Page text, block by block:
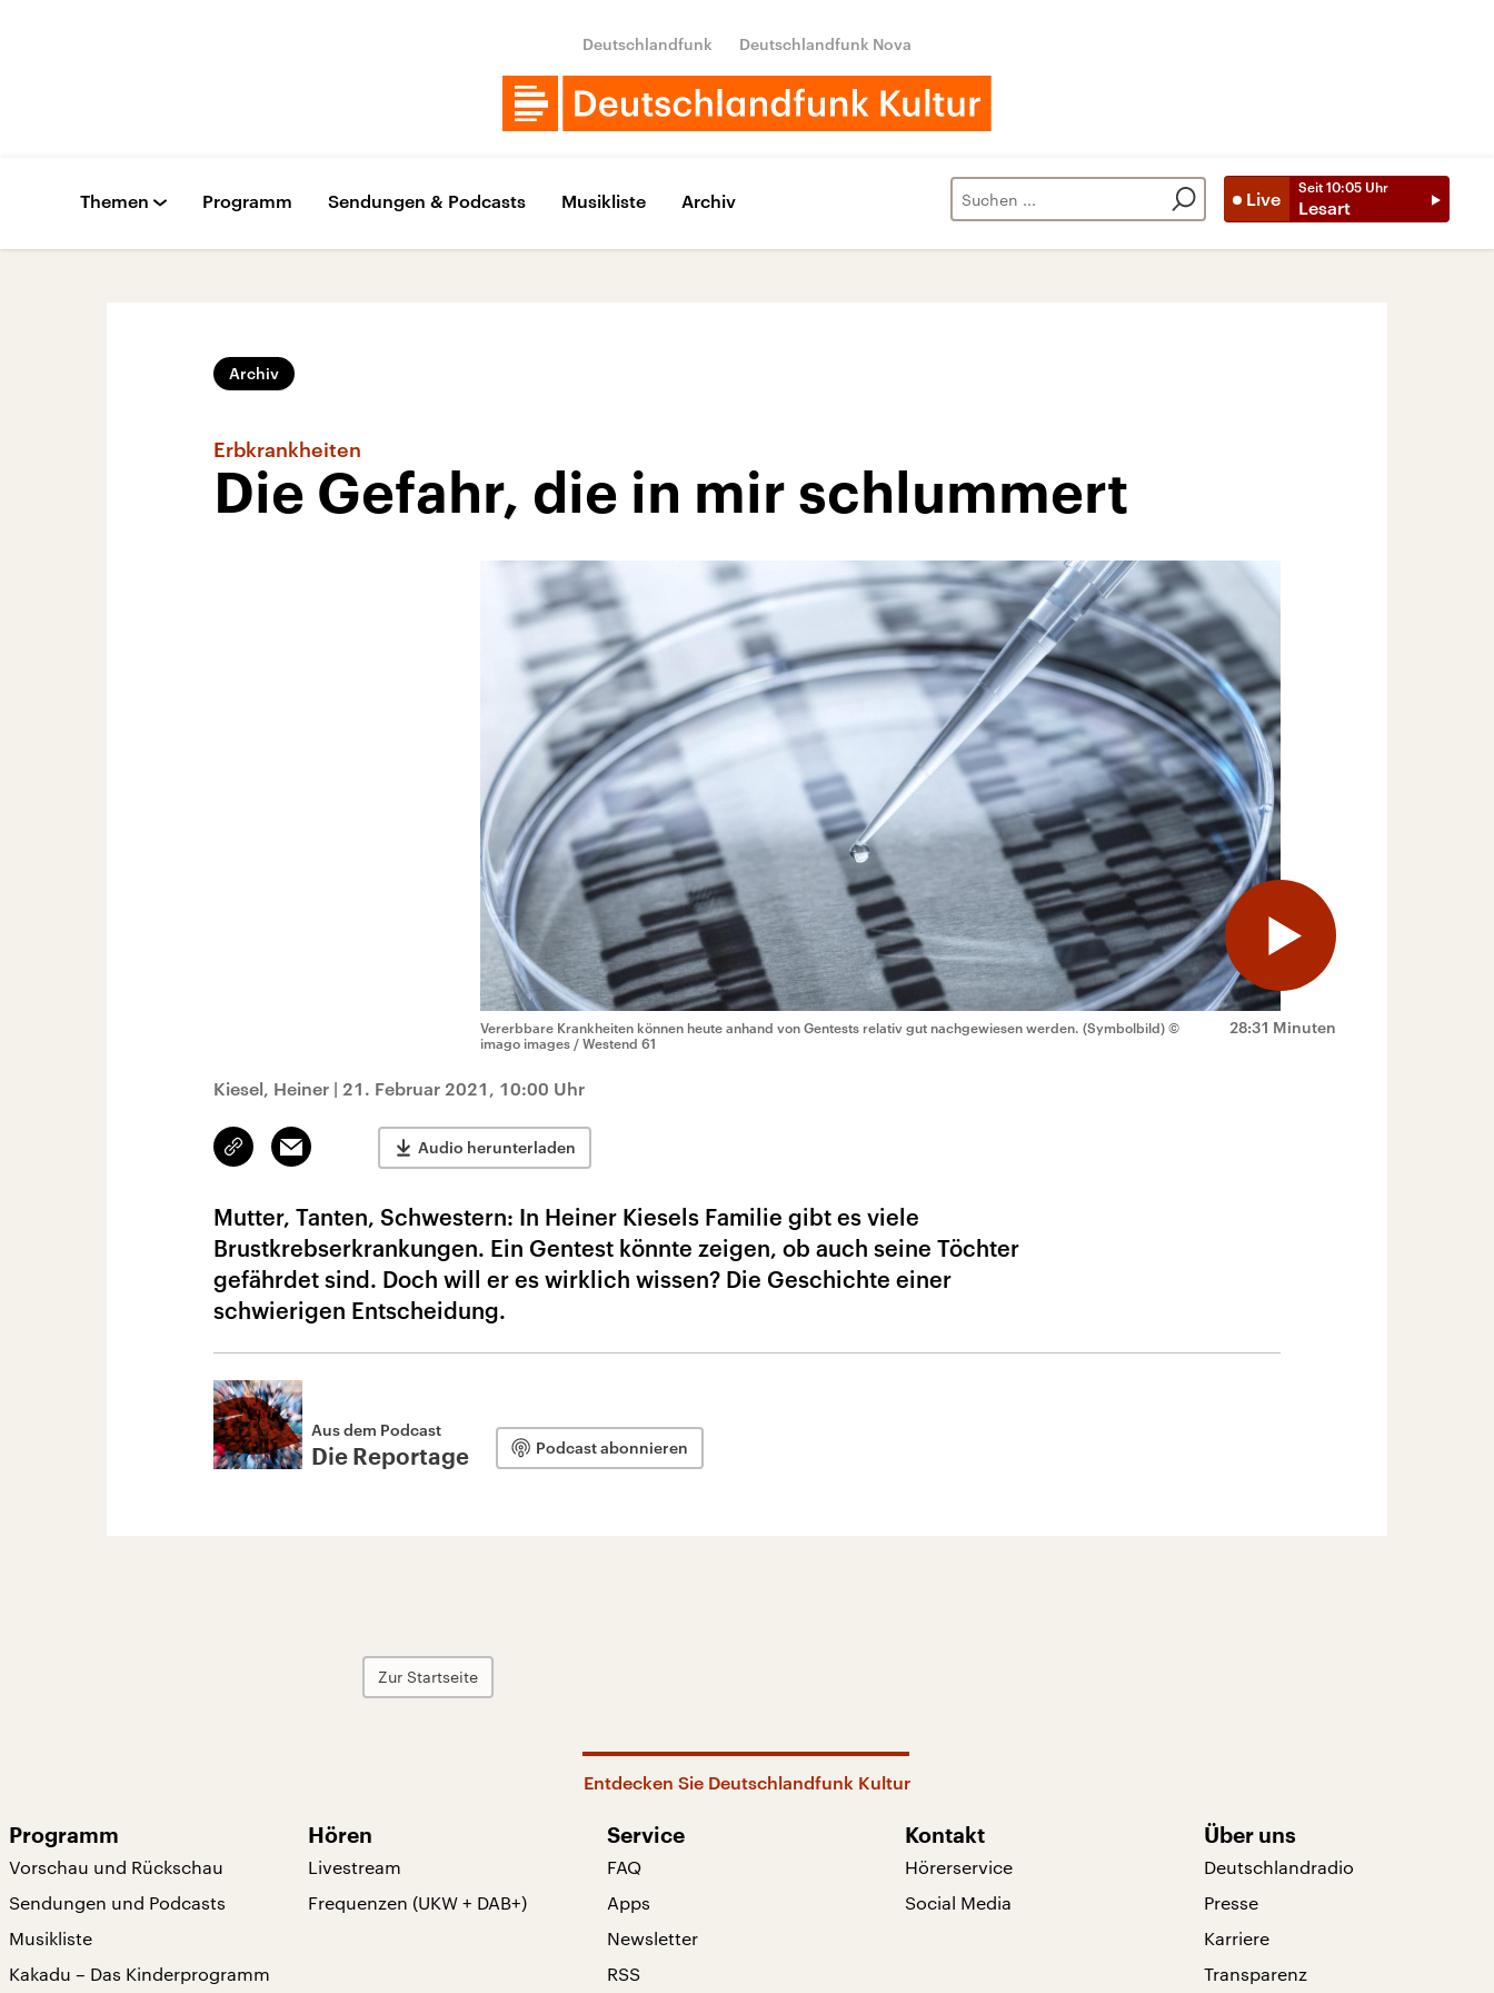
Deutschlandfunk Deutschlandfunk Nova
Live
Seit 10:05 Uhr
Lesart
Themen Programm Sendungen & Podcasts Musikliste Archiv
Archiv
Erbkrankheiten
Die Gefahr, die in mir schlummert
28:31 Minuten
Vererbbare Krankheiten können heute anhand von Gentests relativ gut nachgewiesen werden. (Symbolbild) ©
imago images / Westend 61
Kiesel, Heiner | 21. Februar 2021, 10:00 Uhr
Link
kopieren/teilen
Email Audio herunterladen
Mutter, Tanten, Schwestern: In Heiner Kiesels Familie gibt es viele
Brustkrebserkrankungen. Ein Gentest könnte zeigen, ob auch seine Töchter
gefährdet sind. Doch will er es wirklich wissen? Die Geschichte einer
schwierigen Entscheidung.
Aus dem Podcast
Die Reportage Podcast abonnieren
Zur Startseite
Entdecken Sie Deutschlandfunk Kultur
Programm
Vorschau und Rückschau
Sendungen und Podcasts
Musikliste
Kakadu – Das Kinderprogramm
Hören
Livestream
Frequenzen (UKW + DAB+)
Service
FAQ
Apps
Newsletter
RSS
Kontakt
Hörerservice
Social Media
Über uns
Deutschlandradio
Presse
Karriere
Transparenz